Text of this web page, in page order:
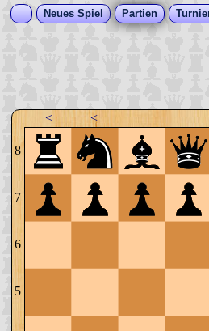
Neues Spiel Partien
|< <
8
7
6
5